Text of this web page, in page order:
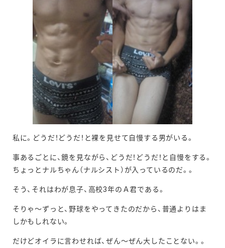
私に。どうだ！どうだ！と裸を見せて自慢する男がいる。
事あるごとに、鏡を見ながら、どうだ！どうだ！と自慢をする。
ちょっとナルちゃん（ナルシスト）が入っているのだ。。
そう、それはわが息子、高校3年のＡ君である。
そりゃ～ずっと、野球をやってきたのだから、普通よりはま
しかもしれない。
だけどオイラに言わせれば、ぜん～ぜん大したことない。。